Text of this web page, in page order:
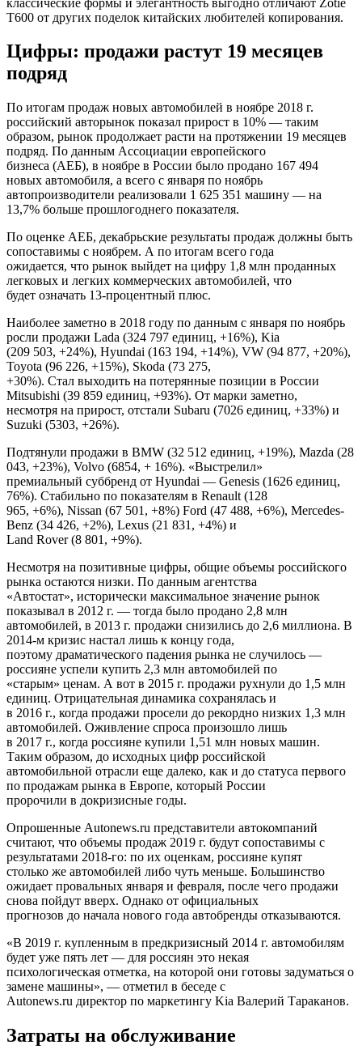
T600 от других поделок китайских любителей копирования.
Цифры: продажи растут 19 месяцев
подряд
По итогам продаж новых автомобилей в ноябре 2018 г.
российский авторынок показал прирост в 10% — таким
образом, рынок продолжает расти на протяжении 19 месяцев
подряд. По данным Ассоциации европейского
бизнеса (АЕБ), в ноябре в России было продано 167 494
новых автомобиля, а всего с января по ноябрь
автопроизводители реализовали 1 625 351 машину — на
13,7% больше прошлогоднего показателя.
По оценке АЕБ, декабрьские результаты продаж должны быть
сопоставимы с ноябрем. А по итогам всего года
ожидается, что рынок выйдет на цифру 1,8 млн проданных
легковых и легких коммерческих автомобилей, что
будет означать 13-процентный плюс.
Наиболее заметно в 2018 году по данным с января по ноябрь
росли продажи Lada (324 797 единиц, +16%), Kia
(209 503, +24%), Hyundai (163 194, +14%), VW (94 877, +20%),
Toyota (96 226, +15%), Skoda (73 275,
+30%). Стал выходить на потерянные позиции в России
Mitsubishi (39 859 единиц, +93%). От марки заметно,
несмотря на прирост, отстали Subaru (7026 единиц, +33%) и
Suzuki (5303, +26%).
Подтянули продажи в BMW (32 512 единиц, +19%), Mazda (28
043, +23%), Volvo (6854, + 16%). «Выстрелил»
премиальный суббренд от Hyundai — Genesis (1626 единиц,
76%). Стабильно по показателям в Renault (128
965, +6%), Nissan (67 501, +8%) Ford (47 488, +6%), Mercedes-
Benz (34 426, +2%), Lexus (21 831, +4%) и
Land Rover (8 801, +9%).
Несмотря на позитивные цифры, общие объемы российского
рынка остаются низки. По данным агентства
«Автостат», исторически максимальное значение рынок
показывал в 2012 г. — тогда было продано 2,8 млн
автомобилей, в 2013 г. продажи снизились до 2,6 миллиона. В
2014-м кризис настал лишь к концу года,
поэтому драматического падения рынка не случилось —
россияне успели купить 2,3 млн автомобилей по
«старым» ценам. А вот в 2015 г. продажи рухнули до 1,5 млн
единиц. Отрицательная динамика сохранялась и
в 2016 г., когда продажи просели до рекордно низких 1,3 млн
автомобилей. Оживление спроса произошло лишь
в 2017 г., когда россияне купили 1,51 млн новых машин.
Таким образом, до исходных цифр российской
автомобильной отрасли еще далеко, как и до статуса первого
по продажам рынка в Европе, который России
пророчили в докризисные годы.
Опрошенные Autonews.ru представители автокомпаний
считают, что объемы продаж 2019 г. будут сопоставимы с
результатами 2018-го: по их оценкам, россияне купят
столько же автомобилей либо чуть меньше. Большинство
ожидает провальных января и февраля, после чего продажи
снова пойдут вверх. Однако от официальных
прогнозов до начала нового года автобренды отказываются.
«В 2019 г. купленным в предкризисный 2014 г. автомобилям
будет уже пять лет — для россиян это некая
психологическая отметка, на которой они готовы задуматься о
замене машины», — отметил в беседе с
Autonews.ru директор по маркетингу Kia Валерий Тараканов.
Затраты на обслуживание